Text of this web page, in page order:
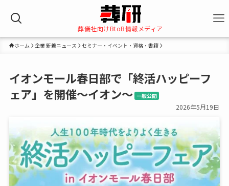
葬儀社向けBtoB情報メディア
ホーム 企業 新着ニュース セミナー・イベント・資格・書籍
イオンモール春日部で「終活ハッピーフ
ェア」を開催～イオン～ 一般公開
2026年5月19日